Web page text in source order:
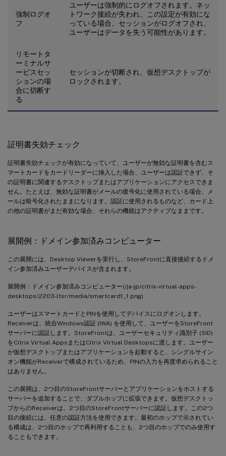
強制ログオ
フ
ユーザーは強制的にログオフされます。ネッ
トワーク接続が失われ、この設定が有効にな
っている場合、セッションがログオフされ、
ユーザーはデータを失う可能性があります。
リモートタ
ーミナルサ
ービスセッ
ションの場
合に切断す
る
セッションが切断され、仮想デスクトップが
ロックされます。
証明書失効チェック
証明書失効チェックが有効になっていて、ユーザーが無効な証明書を含むス
マートカードをカードリーダーに挿入した場合、ユーザーは認証できず、そ
の証明書に関連するデスクトップまたはアプリケーションにアクセスできま
せん。たとえば、無効な証明書がメールの復号化に使用されている場合、メ
ールは暗号化されたままになります。認証に使用されるものなど、カード上
の他の証明書がまだ有効な場合、それらの機能はアクティブなままです。
展開例：ドメイン参加済みコンピューター
この展開には、Desktop Viewerを実行し、StoreFrontに直接接続するドメ
イン参加済みユーザーデバイスが含まれます。
展開例：ドメイン参加済みコンピューター(/ja-jp/citrix-virtual-apps-
desktops/2203-ltsr/media/smartcard1_1.png)
ユーザーはスマートカードとPINを使用してデバイスにログオンします。
Receiverは、統合Windows認証 (IWA) を使用して、ユーザーをStoreFront
サーバーに認証します。StoreFrontは、ユーザーセキュリティ識別子 (SID)
をCitrix Virtual AppsまたはCitrix Virtual Desktopsに渡します。ユーザー
が仮想デスクトップまたはアプリケーションを起動すると、シングルサイン
オン機能がReceiverで構成されているため、PINの入力を再度求められること
はありません。
この展開は、2つ目のStoreFrontサーバーとアプリケーションをホストする
サーバーを追加することで、ダブルホップに拡張できます。仮想デスクトッ
プからのReceiverは、2つ目のStoreFrontサーバーに認証します。この2つ
目の接続には、任意の認証方法を使用できます。最初のホップで示されてい
る構成は、2つ目のホップで再利用することも、2つ目のホップでのみ使用す
ることもできます。